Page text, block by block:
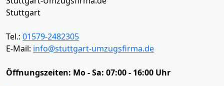
Stuttgart
Tel.: 01579-2482305
E-Mail: info@stuttgart-umzugsfirma.de
Öffnungszeiten: Mo - Sa: 07:00 - 16:00 Uhr